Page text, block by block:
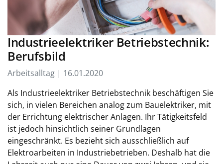
Industrieelektriker Betriebstechnik:
Berufsbild
Arbeitsalltag | 16.01.2020
Als Industrieelektriker Betriebstechnik beschäftigen Sie
sich, in vielen Bereichen analog zum Bauelektriker, mit
der Errichtung elektrischer Anlagen. Ihr Tätigkeitsfeld
ist jedoch hinsichtlich seiner Grundlagen
eingeschränkt. Es bezieht sich ausschließlich auf
Elektroarbeiten in Industriebetrieben. Deshalb hat die